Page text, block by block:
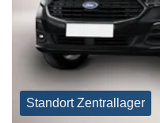
Standort Zentrallager